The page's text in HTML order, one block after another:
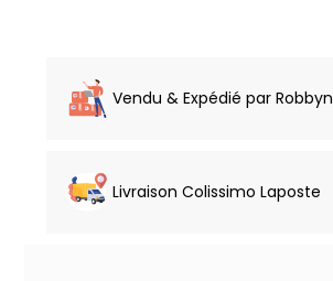
Vendu & Expédié par Robbyn
Livraison Colissimo Laposte